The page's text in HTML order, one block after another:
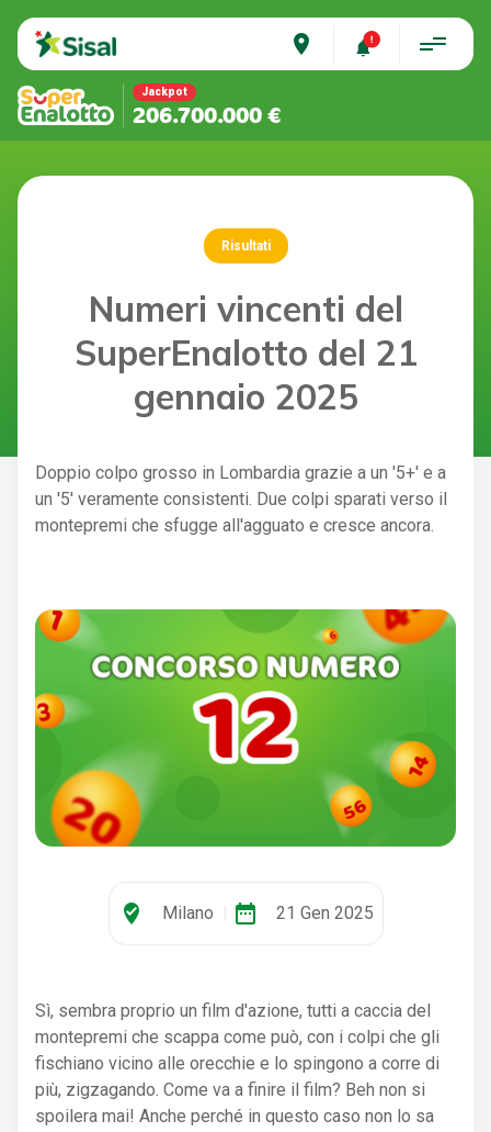
place
Jackpot
206.700.000 €
Risultati
Numeri vincenti del
SuperEnalotto del 21
gennaio 2025
Doppio colpo grosso in Lombardia grazie a un '5+' e a
un '5' veramente consistenti. Due colpi sparati verso il
montepremi che sfugge all'agguato e cresce ancora.
where_to_vote Milano date_range 21 Gen 2025
Sì, sembra proprio un film d'azione, tutti a caccia del
montepremi che scappa come può, con i colpi che gli
fischiano vicino alle orecchie e lo spingono a corre di
più, zigzagando. Come va a finire il film? Beh non si
spoilera mai! Anche perché in questo caso non lo sa